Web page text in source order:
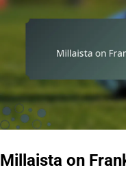
Millaista on